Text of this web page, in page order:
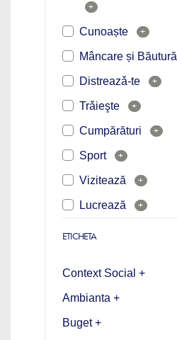
+
Cunoaște +
Mâncare și Băutură
Distreazǎ-te +
Trǎieşte +
Cumpărături +
Sport +
Vizitează +
Lucrează +
ETICHETA
Context Social +
Ambianta +
Buget +